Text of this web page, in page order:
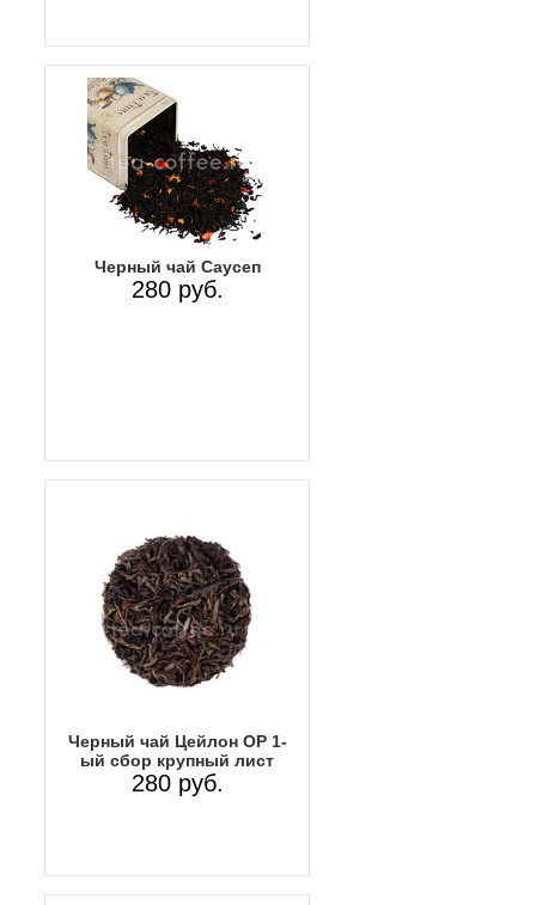
Черный чай Саусеп
280 руб.
Черный чай Цейлон OP 1-
ый сбор крупный лист
280 руб.